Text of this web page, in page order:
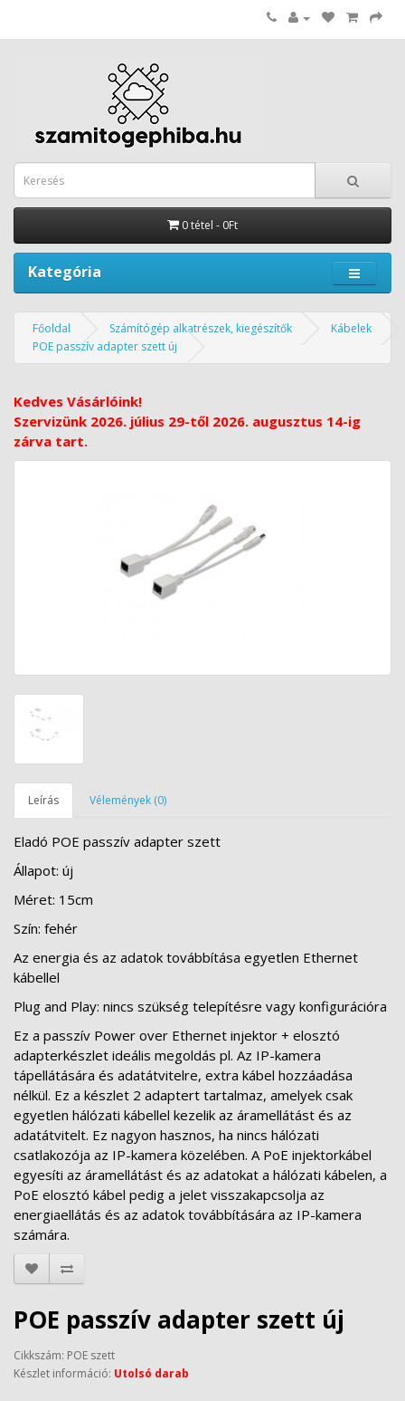
0 tétel - 0Ft
Kategória
Főoldal Számítógép alkatrészek, kiegészítők
Kábelek
POE passzív adapter szett új
Kedves Vásárlóink!
Szervizünk 2026. július 29-től 2026. augusztus 14-ig
zárva tart.
Leírás Vélemények (0)
Eladó POE passzív adapter szett
Állapot: új
Méret: 15cm
Szín: fehér
Az energia és az adatok továbbítása egyetlen Ethernet
kábellel
Plug and Play: nincs szükség telepítésre vagy konfigurációra
Ez a passzív Power over Ethernet injektor + elosztó
adapterkészlet ideális megoldás pl. Az IP-kamera
tápellátására és adatátvitelre, extra kábel hozzáadása
nélkül. Ez a készlet 2 adaptert tartalmaz, amelyek csak
egyetlen hálózati kábellel kezelik az áramellátást és az
adatátvitelt. Ez nagyon hasznos, ha nincs hálózati
csatlakozója az IP-kamera közelében. A PoE injektorkábel
egyesíti az áramellátást és az adatokat a hálózati kábelen, a
PoE elosztó kábel pedig a jelet visszakapcsolja az
energiaellátás és az adatok továbbítására az IP-kamera
számára.
POE passzív adapter szett új
Cikkszám: POE szett
Készlet információ: Utolsó darab